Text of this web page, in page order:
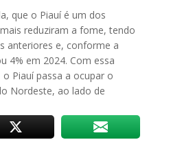
que o Piauí é um dos
reduziram a fome, tendo
anteriores e, conforme a
4% em 2024. Com essa
Piauí passa a ocupar o
Nordeste, ao lado de